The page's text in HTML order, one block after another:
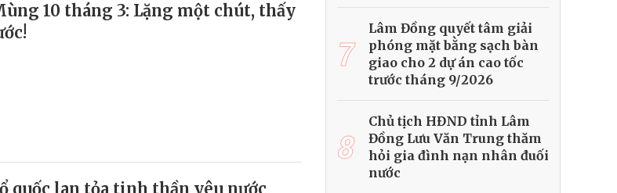
10 tháng 3: Lặng một chút, thấy
quốc lan tỏa tinh thần yêu nước
7
Lâm Đồng quyết tâm giải
phóng mặt bằng sạch bàn
giao cho 2 dự án cao tốc
trước tháng 9/2026
8
Chủ tịch HĐND tỉnh Lâm
Đồng Lưu Văn Trung thăm
hỏi gia đình nạn nhân đuối
nước